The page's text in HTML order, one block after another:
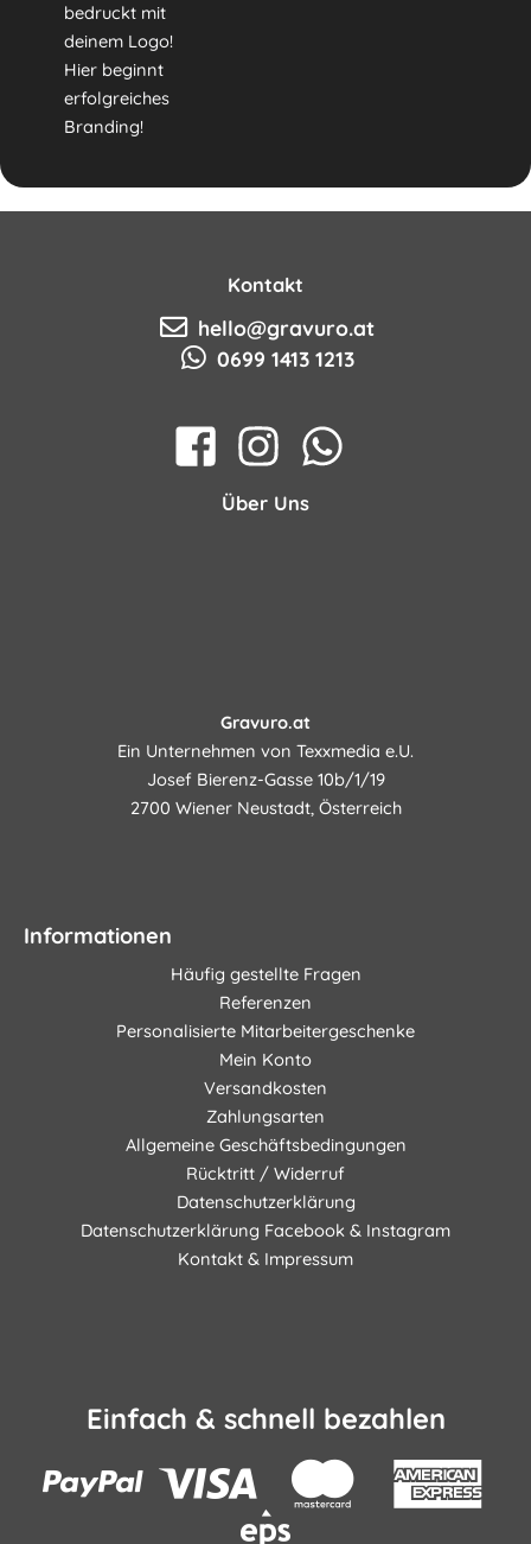
bedruckt mit
deinem Logo!
Hier beginnt
erfolgreiches
Branding!
Kontakt
hello@gravuro.at
0699 1413 1213
Über Uns
Gravuro.at
Ein Unternehmen von Texxmedia e.U.
Josef Bierenz-Gasse 10b/1/19
2700 Wiener Neustadt, Österreich
Informationen
Häufig gestellte Fragen
Referenzen
Personalisierte Mitarbeitergeschenke
Mein Konto
Versandkosten
Zahlungsarten
Allgemeine Geschäftsbedingungen
Rücktritt / Widerruf
Datenschutzerklärung
Datenschutzerklärung Facebook & Instagram
Kontakt & Impressum
Einfach & schnell bezahlen